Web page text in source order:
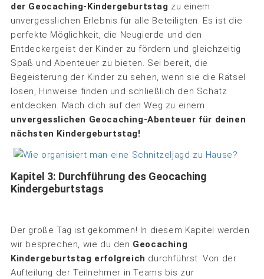
der Geocaching-Kindergeburtstag zu einem
unvergesslichen Erlebnis für alle Beteiligten. Es ist die
perfekte Möglichkeit, die Neugierde und den
Entdeckergeist der Kinder zu fördern und gleichzeitig
Spaß und Abenteuer zu bieten. Sei bereit, die
Begeisterung der Kinder zu sehen, wenn sie die Rätsel
lösen, Hinweise finden und schließlich den Schatz
entdecken. Mach dich auf den Weg zu einem
unvergesslichen Geocaching-Abenteuer für deinen
nächsten Kindergeburtstag!
Kapitel 3: Durchführung des Geocaching
Kindergeburtstags
Der große Tag ist gekommen! In diesem Kapitel werden
wir besprechen, wie du den Geocaching
Kindergeburtstag erfolgreich durchführst. Von der
Aufteilung der Teilnehmer in Teams bis zur